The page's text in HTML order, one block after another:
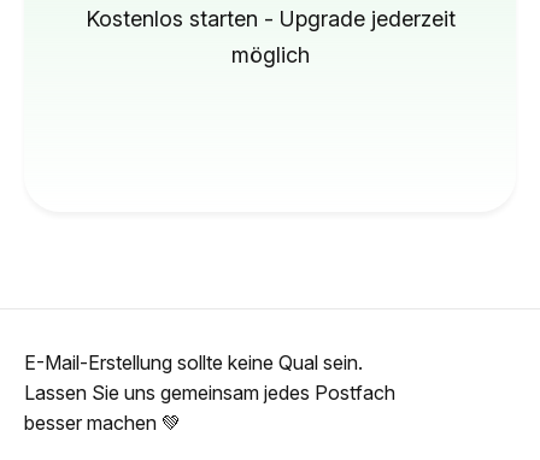
Kostenlos starten - Upgrade jederzeit
möglich
E-Mail-Erstellung sollte keine Qual sein.
Lassen Sie uns gemeinsam jedes Postfach
besser machen 💚